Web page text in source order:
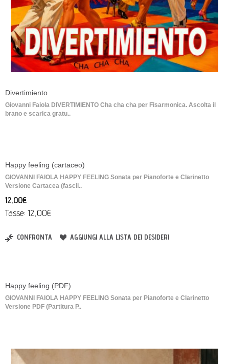
Divertimiento
Giovanni Faiola DIVERTIMIENTO Cha cha cha per Fisarmonica. Ascolta il
brano e scarica gratu..
Happy feeling (cartaceo)
GIOVANNI FAIOLA HAPPY FEELING Sonata per Pianoforte e Clarinetto
Versione Cartacea (fascil..
12,00€
Tasse: 12,00€
CONFRONTA AGGIUNGI ALLA LISTA DEI DESIDERI
Happy feeling (PDF)
GIOVANNI FAIOLA HAPPY FEELING Sonata per Pianoforte e Clarinetto
Versione PDF (Partitura P..